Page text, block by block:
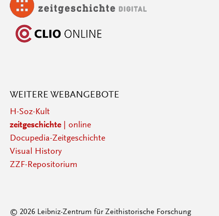
WEITERE WEBANGEBOTE
H-Soz-Kult
zeitgeschichte| online
Docupedia-Zeitgeschichte
Visual History
ZZF-Repositorium
© 2026 Leibniz-Zentrum für Zeithistorische Forschung